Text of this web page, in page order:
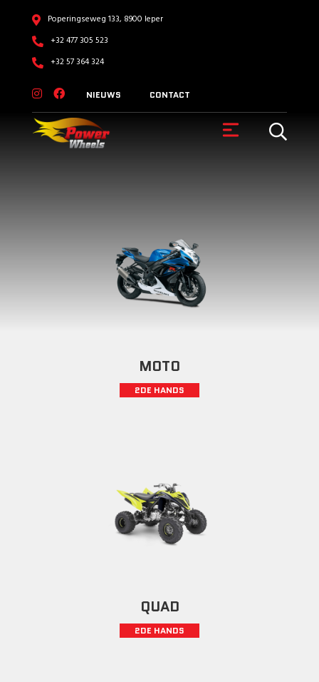
Poperingseweg 133, 8900 Ieper
+32 477 305 523
+32 57 364 324
NIEUWS CONTACT
MOTO
2DE HANDS
QUAD
2DE HANDS